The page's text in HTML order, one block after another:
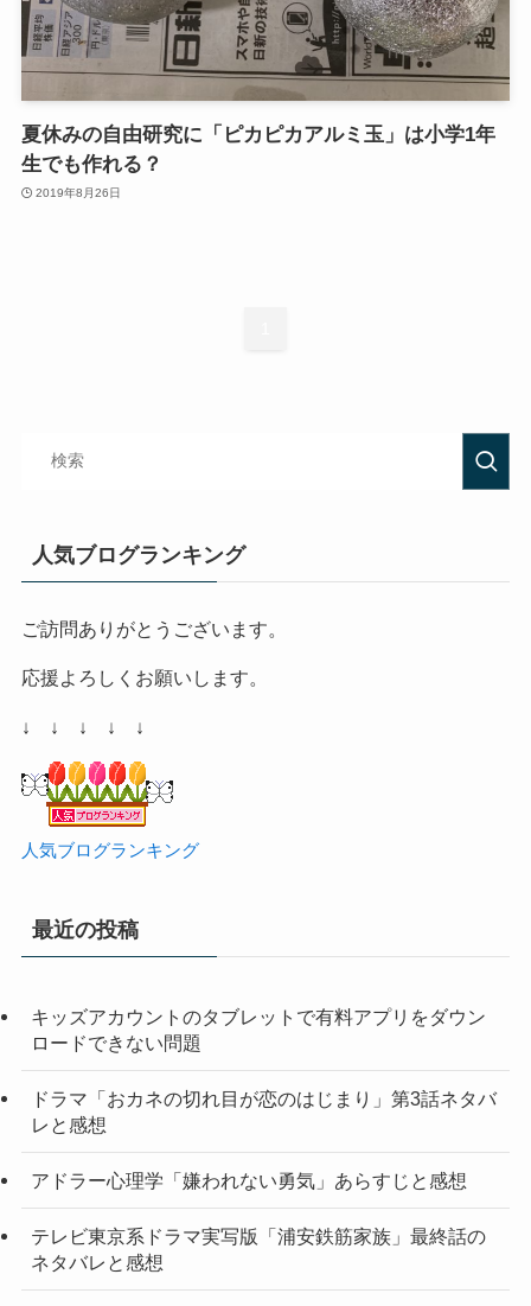
夏休みの自由研究に「ピカピカアルミ玉」は小学1年
生でも作れる？
2019年8月26日
人気ブログランキング
ご訪問ありがとうございます。
応援よろしくお願いします。
↓ ↓ ↓ ↓ ↓
人気ブログランキング
最近の投稿
キッズアカウントのタブレットで有料アプリをダウン
ロードできない問題
ドラマ「おカネの切れ目が恋のはじまり」第3話ネタバ
レと感想
アドラー心理学「嫌われない勇気」あらすじと感想
テレビ東京系ドラマ実写版「浦安鉄筋家族」最終話の
ネタバレと感想